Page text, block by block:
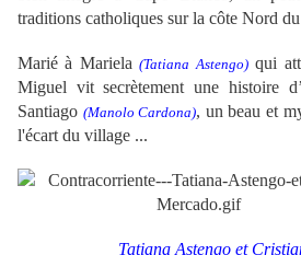
traditions catholiques sur la côte Nord
Marié à Mariela(Tatiana Astengo)qui
Miguel vit secrètement une histoire
Santiago (Manolo Cardona), un beau et
l'écart du village ...
Tatiana Astengo et